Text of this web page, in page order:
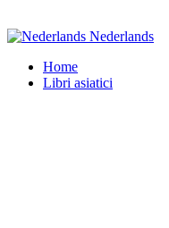
Nederlands
Home
Libri asiatici